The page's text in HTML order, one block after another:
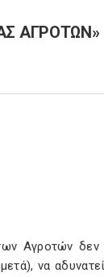
ΑΓΡΟΤΩΝ»
Αγροτών δεν
να